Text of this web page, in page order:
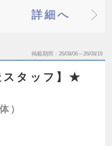
詳細へ
掲載期間 26/08/06～26/08/19
スタッフ】★
）